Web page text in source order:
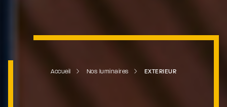
Accueil Nos luminaires EXTERIEUR